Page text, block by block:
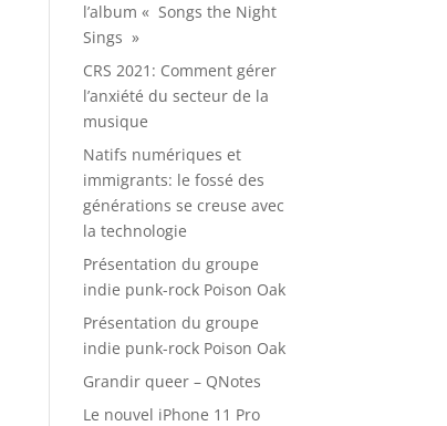
l’album « Songs the Night
Sings »
CRS 2021: Comment gérer
l’anxiété du secteur de la
musique
Natifs numériques et
immigrants: le fossé des
générations se creuse avec
la technologie
Présentation du groupe
indie punk-rock Poison Oak
Présentation du groupe
indie punk-rock Poison Oak
Grandir queer – QNotes
Le nouvel iPhone 11 Pro